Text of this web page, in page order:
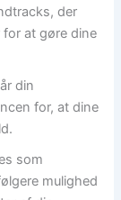
der
at gøre dine
din
for, at dine
som
mulighed